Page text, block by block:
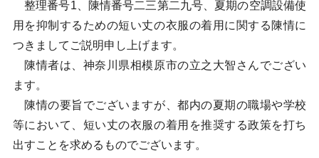
整理番号1、陳情番号二三第二九号、夏期の空調設備使
用を抑制するための短い丈の衣服の着用に関する陳情に
つきましてご説明申し上げます。
陳情者は、神奈川県相模原市の立之大智さんでござい
ます。
陳情の要旨でございますが、都内の夏期の職場や学校
等において、短い丈の衣服の着用を推奨する政策を打ち
出すことを求めるものでございます。